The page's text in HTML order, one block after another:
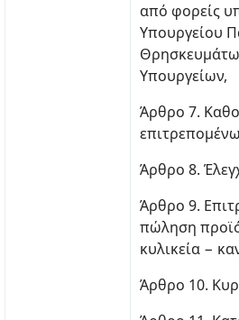
από φορείς
Υπουργείου
Υπουργείων,
Άρθρο 7.
Άρθρο 8.
Άρθρο 9.
πώληση
κυλικεία −
Άρθρο 10.